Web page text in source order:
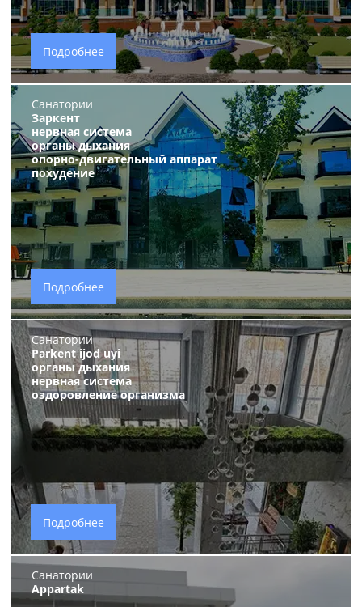
Подробнее
Санатории
Заркент
нервная система
органы дыхания
опорно-двигательный аппарат
похудение
Подробнее
Санатории
Parkent ijod uyi
органы дыхания
нервная система
оздоровление организма
Подробнее
Санатории
Appartak